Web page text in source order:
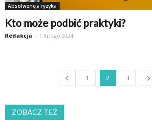
Absolwencja ryzyka
Kto może podbić praktyki?
Redakcja - 1 lutego 2024
1 2 3
ZOBACZ TEŻ